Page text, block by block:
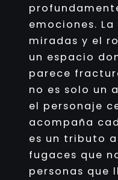
emociones.
miradas y el
un espacio
parece
no es solo un
el personaje
acompaña
es un tributo
fugaces que
personas que